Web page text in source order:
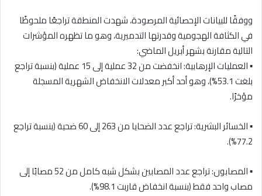
ووفقًا للبيانات الإحصائية المرصودة، شهدت المنطقة تراجعًا ملحوظًا
في الكثافة الهجومية وقدرتها التدميرية، وهو ما تظهره المؤشرات
التالية مقارنة بشهر أبريل الماضي:
▪︎ العمليات الإرهابية: انخفضت من 32 عملية إلى 15 عملية (بنسبة تراجع
بلغت 53.1%)، وهو أحد أكبر معدلات الانخفاض الشهرية المسجلة
مؤخرًا.
▪︎ الخسائر البشرية: تراجع عدد الضحايا من 263 إلى 60 ضحية (بنسبة تراجع
77.2%).
▪︎ المصابون: تراجع عدد المصابين بشكل شبه كامل من 52 مصابًا إلى
مصاب واحد فقط (بنسبة انخفاض قاربت 98.1%).